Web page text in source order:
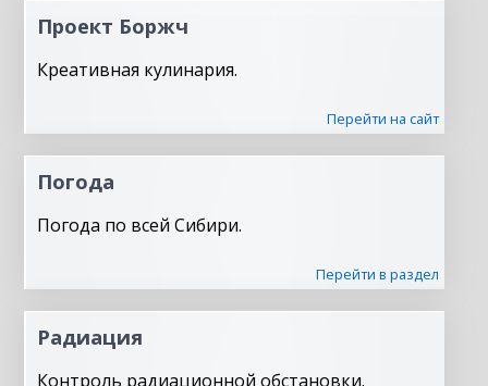
Проект Боржч
Креативная кулинария.
Перейти на сайт
Погода
Погода по всей Сибири.
Перейти в раздел
Радиация
Контроль радиационной обстановки.